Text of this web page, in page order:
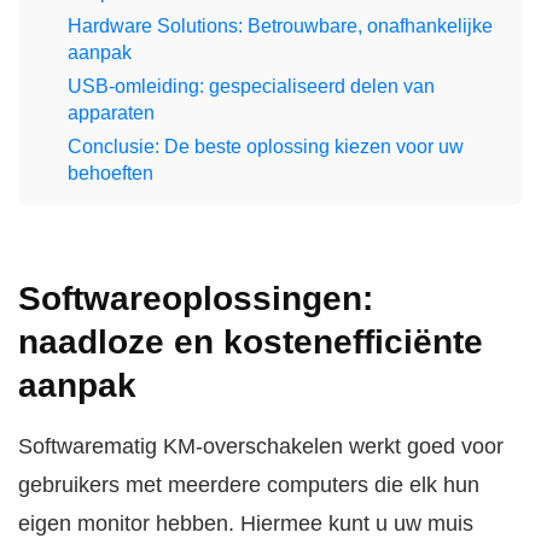
Hardware Solutions: Betrouwbare, onafhankelijke
aanpak
USB-omleiding: gespecialiseerd delen van
apparaten
Conclusie: De beste oplossing kiezen voor uw
behoeften
Softwareoplossingen:
naadloze en kostenefficiënte
aanpak
Softwarematig KM-overschakelen werkt goed voor
gebruikers met meerdere computers die elk hun
eigen monitor hebben. Hiermee kunt u uw muis